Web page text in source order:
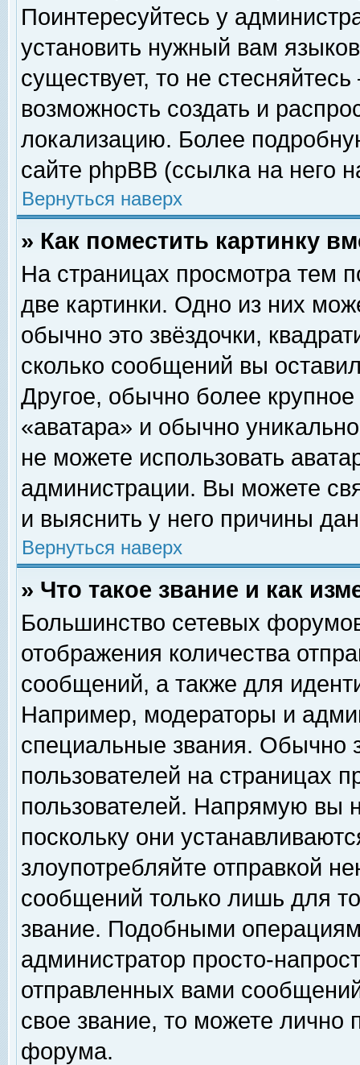
Поинтересуйтесь у
установить нужный вам
существует, то не
возможность создать и
локализацию. Более
сайте phpBB (ссылка на него
Вернуться наверх
» Как поместить картинку
На страницах просмотра тем
две картинки. Одно из них
обычно это звёздочки,
сколько сообщений вы
Другое, обычно более
«аватара» и обычно
не можете использовать
администрации. Вы можете
и выяснить у него причины
Вернуться наверх
» Что такое звание и как
Большинство сетевых
отображения количества
сообщений, а также для
Например, модераторы и
специальные звания. Обычно
пользователей на страницах
пользователей. Напрямую вы
поскольку они
злоупотребляйте отправкой
сообщений только лишь для
звание. Подобными
администратор просто-
отправленных вами
свое звание, то можете лично
форума.